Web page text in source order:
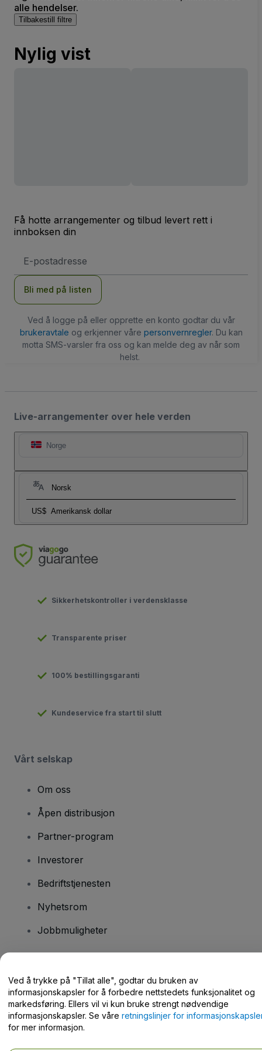
alle hendelser.
Tilbakestill filtre
Nylig vist
Få hotte arrangementer og tilbud levert rett i
innboksen din
postadresse
Bli med på listen
Ved å logge på eller opprette en konto godtar du vår
brukeravtale og erkjenner våre personvernregler. Du kan
motta SMS-varsler fra oss og kan melde deg av når som
helst.
Live-arrangementer over hele verden
Norge
Norsk
US$ Amerikansk dollar
Sikkerhetskontroller i verdensklasse
Transparente priser
100% bestillingsgaranti
Kundeservice fra start til slutt
Vårt selskap
Om oss
Åpen distribusjon
Partner-program
Investorer
Bedriftstjenesten
Nyhetsrom
Jobbmuligheter
Hjelpesenter / kontakt oss
Ved å trykke på "Tillat alle", godtar du bruken av
informasjonskapsler for å forbedre nettstedets funksjonalitet og
markedsføring. Ellers vil vi kun bruke strengt nødvendige
informasjonskapsler. Se våre retningslinjer for
for mer informasjon.